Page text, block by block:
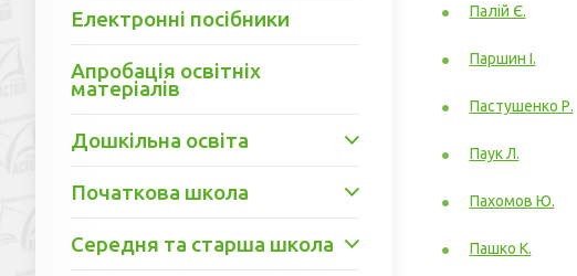
Електронні посібники
Апробація освітніх
матеріалів
Дошкільна освіта
Початкова школа
Середня та старша школа
Палій Є.
Паршин І.
Пастушенко Р.
Паук Л.
Пахомов Ю.
Пашко К.